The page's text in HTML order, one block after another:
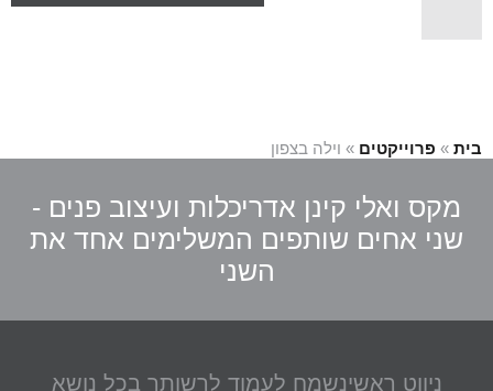
בית » פרוייקטים » וילה בצפון
מקס ואלי קינן אדריכלות ועיצוב פנים -
שני אחים שותפים המשלימים אחד את
השני
ניווט ראשינשמח לעמוד לרשותך בכל נושא